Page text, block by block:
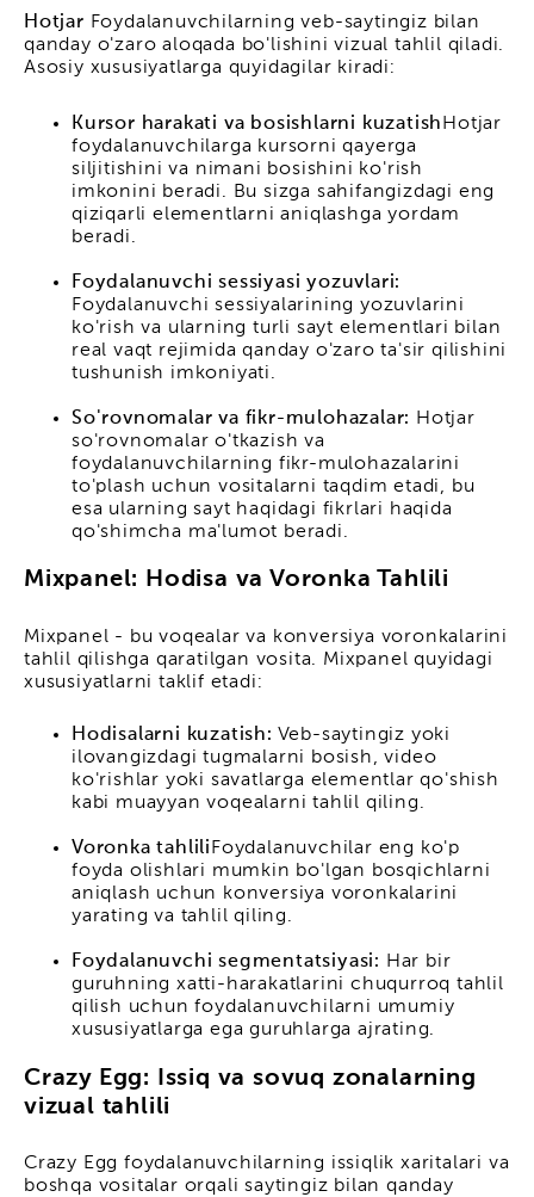
Hotjar Foydalanuvchilarning veb-saytingiz bilan
qanday o'zaro aloqada bo'lishini vizual tahlil qiladi.
Asosiy xususiyatlarga quyidagilar kiradi:
Kursor harakati va bosishlarni kuzatish Hotjar
foydalanuvchilarga kursorni qayerga
siljitishini va nimani bosishini ko'rish
imkonini beradi. Bu sizga sahifangizdagi eng
qiziqarli elementlarni aniqlashga yordam
beradi.
Foydalanuvchi sessiyasi yozuvlari:
Foydalanuvchi sessiyalarining yozuvlarini
ko'rish va ularning turli sayt elementlari bilan
real vaqt rejimida qanday o'zaro ta'sir qilishini
tushunish imkoniyati.
So'rovnomalar va fikr-mulohazalar: Hotjar
so'rovnomalar o'tkazish va
foydalanuvchilarning fikr-mulohazalarini
to'plash uchun vositalarni taqdim etadi, bu
esa ularning sayt haqidagi fikrlari haqida
qo'shimcha ma'lumot beradi.
Mixpanel: Hodisa va Voronka Tahlili
Mixpanel - bu voqealar va konversiya voronkalarini
tahlil qilishga qaratilgan vosita. Mixpanel quyidagi
xususiyatlarni taklif etadi:
Hodisalarni kuzatish: Veb-saytingiz yoki
ilovangizdagi tugmalarni bosish, video
ko'rishlar yoki savatlarga elementlar qo'shish
kabi muayyan voqealarni tahlil qiling.
Voronka tahlili Foydalanuvchilar eng ko'p
foyda olishlari mumkin bo'lgan bosqichlarni
aniqlash uchun konversiya voronkalarini
yarating va tahlil qiling.
Foydalanuvchi segmentatsiyasi: Har bir
guruhning xatti-harakatlarini chuqurroq tahlil
qilish uchun foydalanuvchilarni umumiy
xususiyatlarga ega guruhlarga ajrating.
Crazy Egg: Issiq va sovuq zonalarning
vizual tahlili
Crazy Egg foydalanuvchilarning issiqlik xaritalari va
boshqa vositalar orqali saytingiz bilan qanday